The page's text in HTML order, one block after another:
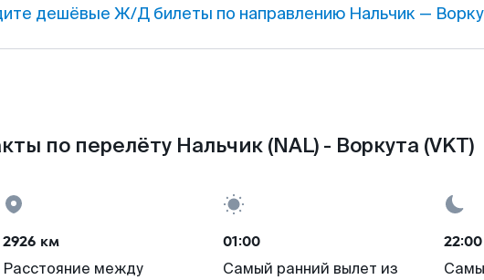
дешёвые Ж/Д билеты по направлению Нальчик —
по перелёту Нальчик (NAL) - Воркута (VKT)
2926 км
Расстояние между
01:00
Самый ранний вылет из
22:00